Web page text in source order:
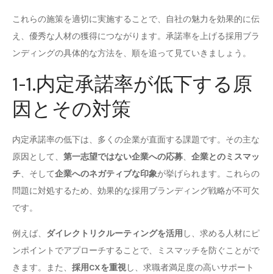
これらの施策を適切に実施することで、自社の魅力を効果的に伝
え、優秀な人材の獲得につながります。承諾率を上げる採用ブラ
ンディングの具体的な方法を、順を追って見ていきましょう。
1-1.内定承諾率が低下する原
因とその対策
内定承諾率の低下は、多くの企業が直面する課題です。その主な
原因として、 第一志望ではない企業への応募、 企業とのミスマッ
チ、そして企業へのネガティブな印象が挙げられます。これらの
問題に対処するため、効果的な採用ブランディング戦略が不可欠
です。
例えば、 ダイレクトリクルーティングを活用 し、求める人材にピ
ンポイントでアプローチすることで、ミスマッチを防ぐことがで
きます。また、 採用CXを重視し、求職者満足度の高いサポート